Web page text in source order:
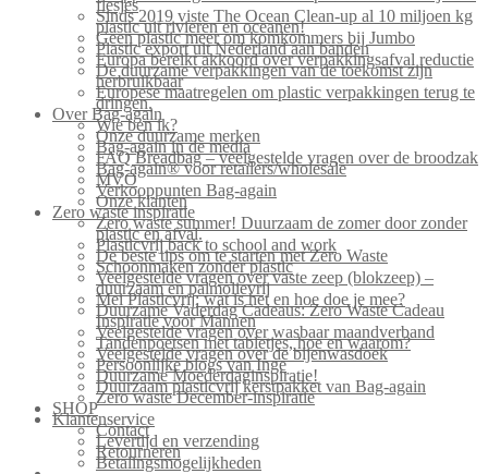
flesjes
Sinds 2019 viste The Ocean Clean-up al 10 miljoen kg
plastic uit rivieren en oceanen!
Geen plastic meer om komkommers bij Jumbo
Plastic export uit Nederland aan banden
Europa bereikt akkoord over verpakkingsafval reductie
De duurzame verpakkingen van de toekomst zijn
herbruikbaar
Europese maatregelen om plastic verpakkingen terug te
dringen.
Over Bag-again
Wie ben ik?
Onze duurzame merken
Bag-again in de media
FAQ Breadbag – veelgestelde vragen over de broodzak
Bag-again® voor retailers/wholesale
MVO
Verkooppunten Bag-again
Onze klanten
Zero waste inspiratie
Zero waste summer! Duurzaam de zomer door zonder
plastic en afval.
Plasticvrij back to school and work
De beste tips om te starten met Zero Waste
Schoonmaken zonder plastic
Veelgestelde vragen over vaste zeep (blokzeep) –
duurzaam en palmolievrij
Mei Plasticvrij: wat is het en hoe doe je mee?
Duurzame Vaderdag Cadeaus: Zero Waste Cadeau
Inspiratie voor Mannen
Veelgestelde vragen over wasbaar maandverband
Tandenpoetsen met tabletjes, hoe en waarom?
Veelgestelde vragen over de bijenwasdoek
Persoonlijke blogs van Inge
Duurzame Moederdaginspiratie!
Duurzaam plasticvrij kerstpakket van Bag-again
Zero waste December-inspiratie
SHOP
Klantenservice
Contact
Levertijd en verzending
Retourneren
Betalingsmogelijkheden